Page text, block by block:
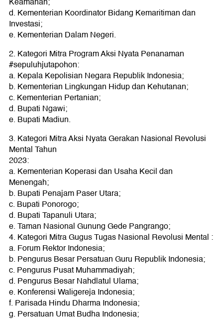
d. Kementerian Koordinator Bidang Kemaritiman dan
Investasi;
e. Kementerian Dalam Negeri.
2. Kategori Mitra Program Aksi Nyata Penanaman
#sepuluhjutapohon:
a. Kepala Kepolisian Negara Republik Indonesia;
b. Kementerian Lingkungan Hidup dan Kehutanan;
c. Kementerian Pertanian;
d. Bupati Ngawi;
e. Bupati Madiun.
3. Kategori Mitra Aksi Nyata Gerakan Nasional Revolusi
Mental Tahun
2023:
a. Kementerian Koperasi dan Usaha Kecil dan
Menengah;
b. Bupati Penajam Paser Utara;
c. Bupati Ponorogo;
d. Bupati Tapanuli Utara;
e. Taman Nasional Gunung Gede Pangrango;
4. Kategori Mitra Gugus Tugas Nasional Revolusi Mental :
a. Forum Rektor Indonesia;
b. Pengurus Besar Persatuan Guru Republik Indonesia;
c. Pengurus Pusat Muhammadiyah;
d. Pengurus Besar Nahdlatul Ulama;
e. Konferensi Waligereja Indonesia;
f. Parisada Hindu Dharma Indonesia;
g. Persatuan Umat Budha Indonesia;